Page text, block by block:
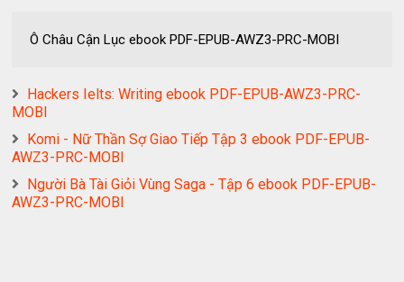
Ô Châu Cận Lục ebook PDF-EPUB-AWZ3-PRC-MOBI
Hackers Ielts: Writing ebook PDF-EPUB-AWZ3-PRC-
MOBI
Komi - Nữ Thần Sợ Giao Tiếp Tập 3 ebook PDF-EPUB-
AWZ3-PRC-MOBI
Người Bà Tài Giỏi Vùng Saga - Tập 6 ebook PDF-EPUB-
AWZ3-PRC-MOBI